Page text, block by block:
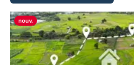
nouv.Nouveau terrain